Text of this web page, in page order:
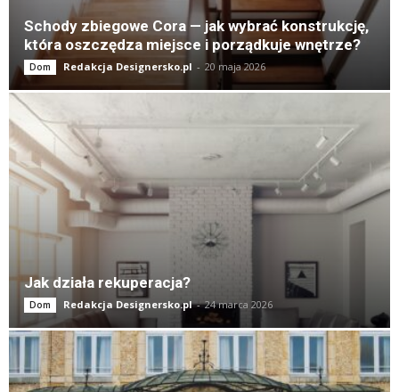
Schody zbiegowe Cora — jak wybrać konstrukcję,
która oszczędza miejsce i porządkuje wnętrze?
Dom Redakcja Designersko.pl - 20 maja 2026
Jak działa rekuperacja?
Dom Redakcja Designersko.pl - 24 marca 2026